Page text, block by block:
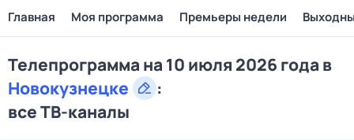
Главная Моя программа Премьеры недели
Телепрограмма на 10 июля 2026 года в
Новокузнецке
:
все ТВ-каналы